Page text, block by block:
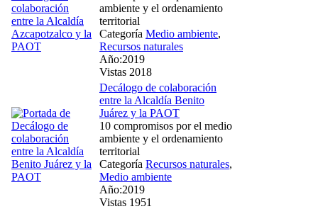
ambiente y el ordenamiento
territorial
Categoría Medio ambiente,
Recursos naturales
Año:2019
Vistas 2018
Decálogo de colaboración
entre la Alcaldía Benito
Juárez y la PAOT
10 compromisos por el medio
ambiente y el ordenamiento
territorial
Categoría Recursos naturales,
Medio ambiente
Año:2019
Vistas 1951